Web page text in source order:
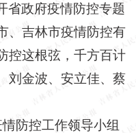
省政府疫情防控专题
、吉林市疫情防控有
控这根弦，千方百计
刘金波、安立佳、蔡
防控工作领导小组